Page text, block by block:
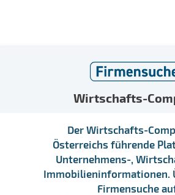
Wirtschafts-
Der Wirtschafts-
Österreichs führende
Unternehmens-,
Immobilieninformationen.
Firmensuche